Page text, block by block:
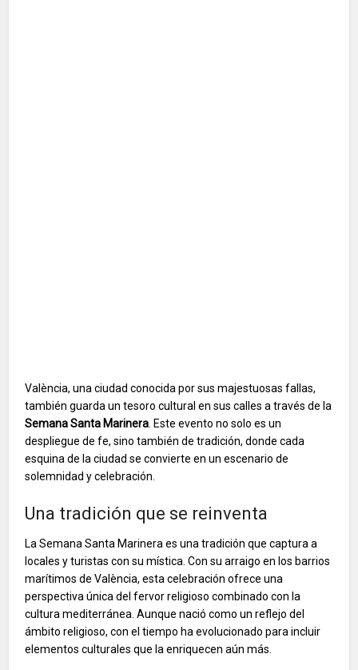
València, una ciudad conocida por sus majestuosas fallas,
también guarda un tesoro cultural en sus calles a través de la
Semana Santa Marinera . Este evento no solo es un
despliegue de fe, sino también de tradición, donde cada
esquina de la ciudad se convierte en un escenario de
solemnidad y celebración.
Una tradición que se reinventa
La Semana Santa Marinera es una tradición que captura a
locales y turistas con su mística. Con su arraigo en los barrios
marítimos de València, esta celebración ofrece una
perspectiva única del fervor religioso combinado con la
cultura mediterránea. Aunque nació como un reflejo del
ámbito religioso, con el tiempo ha evolucionado para incluir
elementos culturales que la enriquecen aún más.